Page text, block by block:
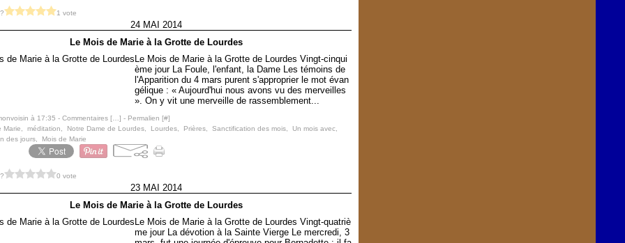
1 vote
24 MAI 2014
Le Mois de Marie à la Grotte de Lourdes
Le Mois de Marie à la Grotte de Lourdes Vingt-cinqui
ème jour La Foule, l'enfant, la Dame Les témoins de
l'Apparition du 4 mars purent s'approprier le mot évan
gélique : « Aujourd'hui nous avons vu des merveilles
». On y vit une merveille de rassemblement...
à 17:35 - Commentaires [ ] - Permalien [#]
Marie méditation Notre Dame de Lourdes Lourdes Prières Sanctification des mois Un mois avec
des jours
Mois de Marie
0 vote
23 MAI 2014
Le Mois de Marie à la Grotte de Lourdes
Le Mois de Marie à la Grotte de Lourdes Vingt-quatriè
me jour La dévotion à la Sainte Vierge Le mercredi, 3